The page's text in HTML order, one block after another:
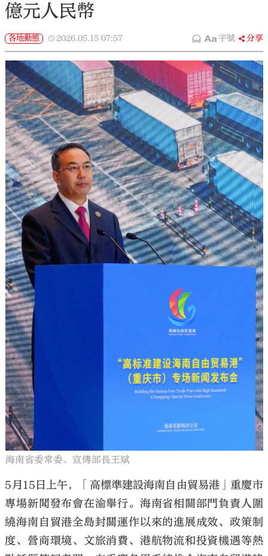
億元人民幣
各地動態 2026.05.15 07:57 字號 分享
海南省委常委、宣傳部長王斌
5月15日上午，「高標準建設海南自由貿易港」重慶市
專場新聞發布會在渝舉行。海南省相關部門負責人圍
繞海南自貿港全島封關運作以來的進展成效、政策制
度、營商環境、文旅消費、港航物流和投資機遇等熱